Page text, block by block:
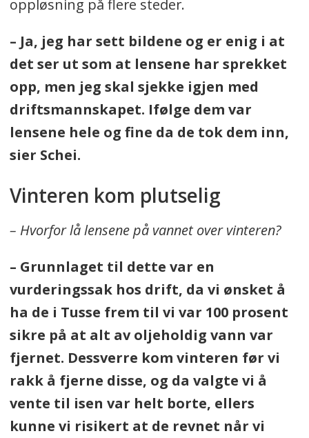
oppløsning på flere steder.
– Ja, jeg har sett bildene og er enig i at
det ser ut som at lensene har sprekket
opp, men jeg skal sjekke igjen med
driftsmannskapet. Ifølge dem var
lensene hele og fine da de tok dem inn,
sier Schei.
Vinteren kom plutselig
– Hvorfor lå lensene på vannet over vinteren?
– Grunnlaget til dette var en
vurderingssak hos drift, da vi ønsket å
ha de i Tusse frem til vi var 100 prosent
sikre på at alt av oljeholdig vann var
fjernet. Dessverre kom vinteren før vi
rakk å fjerne disse, og da valgte vi å
vente til isen var helt borte, ellers
kunne vi risikert at de revnet når vi